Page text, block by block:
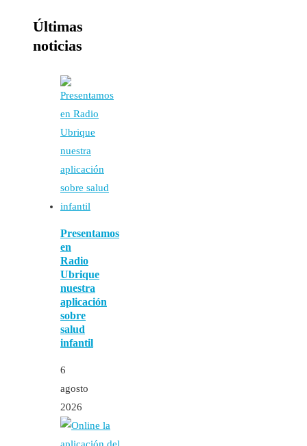
Últimas
noticias
Presentamos
en
Radio
Ubrique
nuestra
aplicación
sobre
salud
infantil
6
agosto
2026